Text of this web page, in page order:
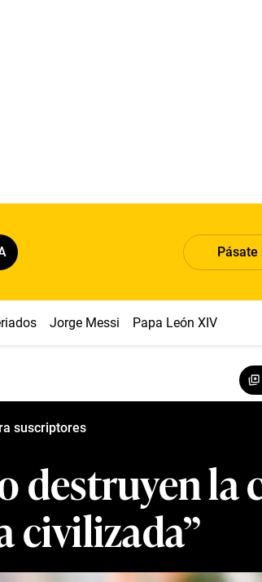
Pásate
Jorge Messi Papa León XIV
suscriptores
destruyen la
civilizada”